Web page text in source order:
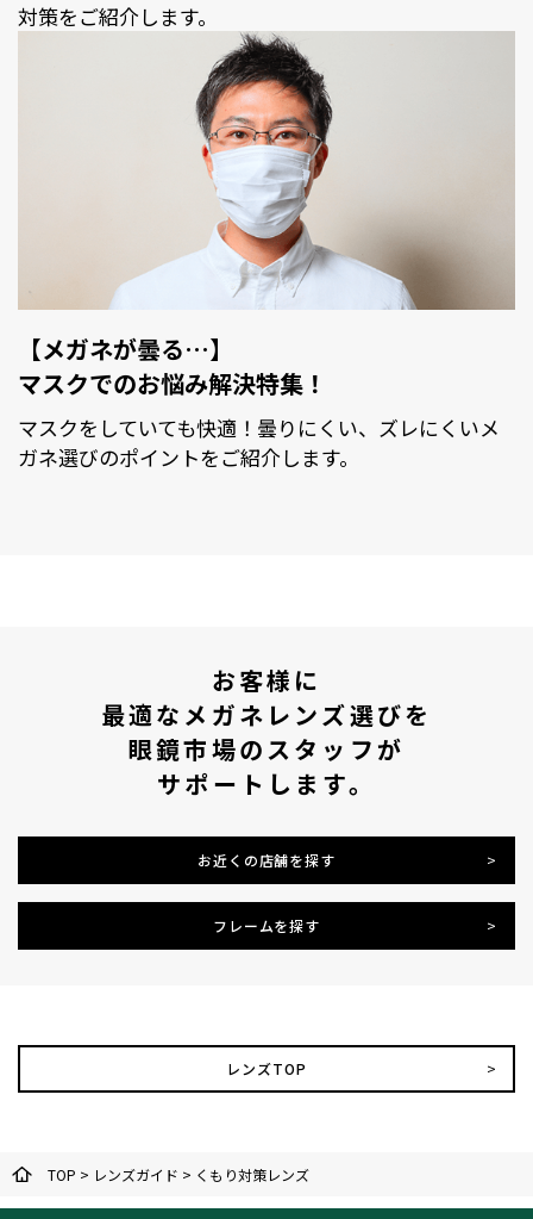
対策をご紹介します。
【メガネが曇る…】
マスクでのお悩み解決特集！
マスクをしていても快適！曇りにくい、ズレにくいメ
ガネ選びのポイントをご紹介します。
お客様に
最適なメガネレンズ選びを
眼鏡市場のスタッフが
サポートします。
お近くの店舗を探す
フレームを探す
レンズTOP
TOP > レンズガイド > くもり対策レンズ